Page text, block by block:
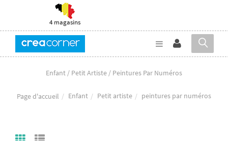
4 magasins
Enfant / Petit Artiste / Peintures Par Numéros
Page d'accueil Enfant Petit artiste peintures par numéros